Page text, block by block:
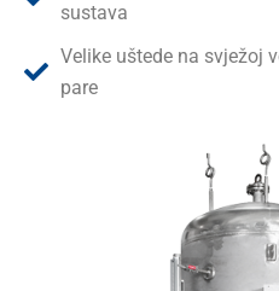
sustava
Velike uštede na svježoj
pare